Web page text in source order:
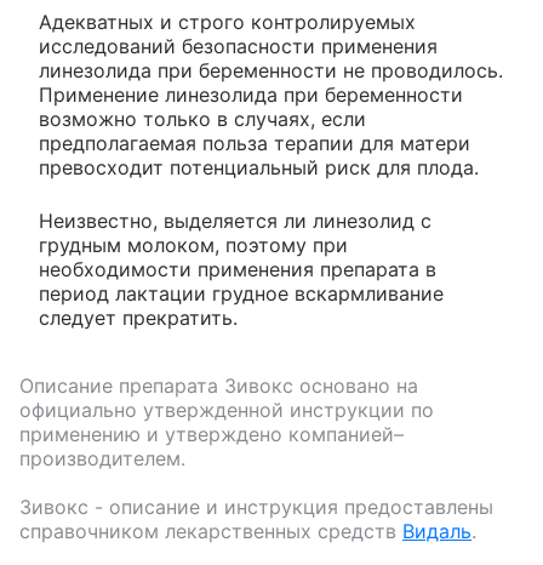
Адекватных и строго контролируемых
исследований безопасности применения
линезолида при беременности не проводилось.
Применение линезолида при беременности
возможно только в случаях, если
предполагаемая польза терапии для матери
превосходит потенциальный риск для плода.
Неизвестно, выделяется ли линезолид с
грудным молоком, поэтому при
необходимости применения препарата в
период лактации грудное вскармливание
следует прекратить.
Описание препарата Зивокс основано на
официально утвержденной инструкции по
применению и утверждено компанией–
производителем.
Зивокс - описание и инструкция предоставлены
справочником лекарственных средств Видаль.